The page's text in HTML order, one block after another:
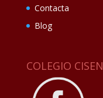
Contacta
Blog
COLEGIO CISEN